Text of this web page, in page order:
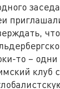
то –
клуб